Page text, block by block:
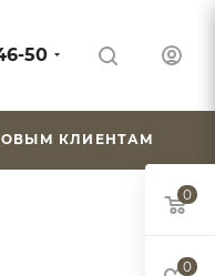
50
КЛИЕНТАМ
0
0